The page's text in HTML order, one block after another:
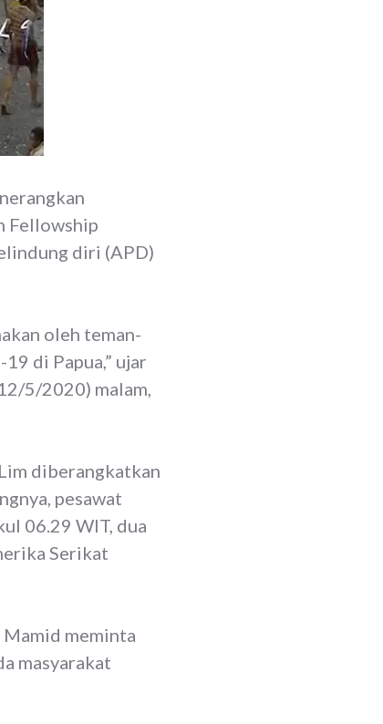
Fellowship
diri (APD)
oleh teman-
di Papua,” ujar
5/2020) malam,
diberangkatkan
pesawat
06.29 WIT, dua
Serikat
meminta
masyarakat